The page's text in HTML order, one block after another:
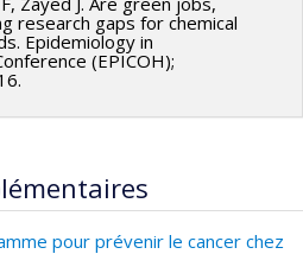
research gaps for chemical
Epidemiology in
(EPICOH);
pour prévenir le cancer chez